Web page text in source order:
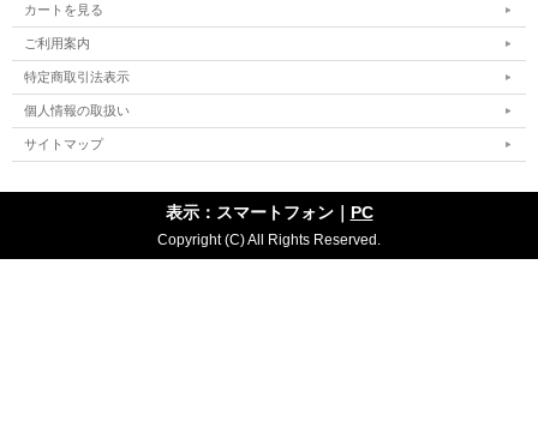
カートを見る
ご利用案内
特定商取引法表示
個人情報の取扱い
サイトマップ
表示：スマートフォン｜ PC
Copyright (C) All Rights Reserved.